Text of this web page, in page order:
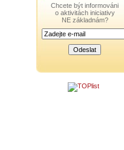
Chcete být informováni
o aktivitách iniciativy
NE základnám?